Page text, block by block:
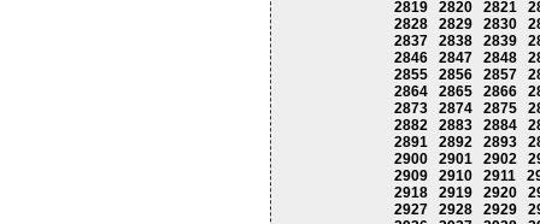
2819
2820 2821
2828
2829 2830
2837
2838 2839
2846
2847 2848
2855
2856 2857
2864
2865 2866
2873
2874 2875
2882
2883 2884
2891
2892 2893
2900
2901 2902
2909
2910 2911
2918
2919 2920
2927
2928 2929